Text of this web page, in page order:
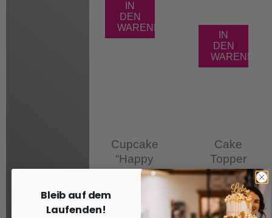
IN
DEN
WARENKORB
IN
DEN
Cupcake
“Happy
Birthday”
Cake
Topper
Hochzeit
Bleib auf dem
Laufenden!